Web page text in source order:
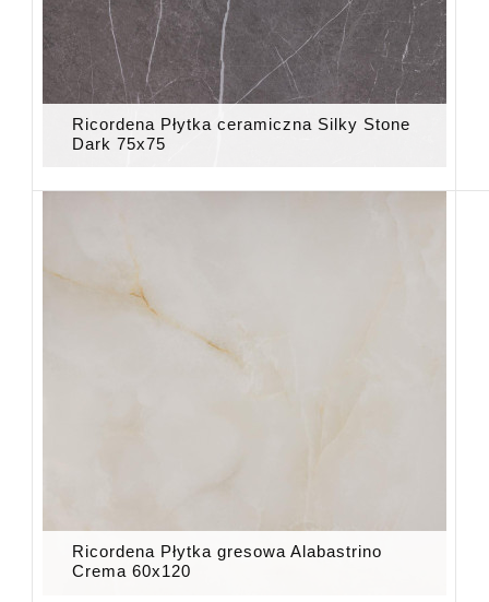
Ricordena Płytka ceramiczna Silky Stone
Dark 75x75
Ricordena Płytka gresowa Alabastrino
Crema 60x120